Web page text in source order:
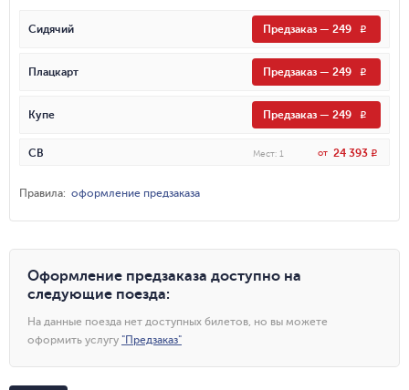
Сидячий Предзаказ — 249 R
Плацкарт Предзаказ — 249 R
Купе Предзаказ — 249 R
СВ Мест: 1 от 24 393 R
Правила: оформление предзаказа
Оформление предзаказа доступно на
следующие поезда:
На данные поезда нет доступных билетов, но вы можете
оформить услугу "Предзаказ"